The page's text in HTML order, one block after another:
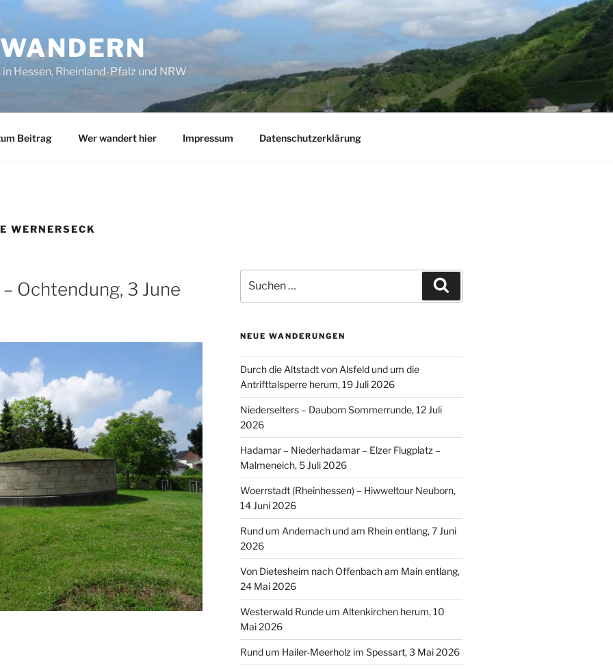
Hessen, Rheinland-Pfalz und NRW
Beitrag Wer wandert hier Impressum Datenschutzerklärung
WERNERSECK
Ochtendung, 3 June
nach:
NEUE WANDERUNGEN
Durch die Altstadt von Alsfeld und um die
Antrifttalsperre herum, 19 Juli 2026
Niederselters – Dauborn Sommerrunde, 12 Juli
2026
Hadamar – Niederhadamar – Elzer Flugplatz –
Malmeneich, 5 Juli 2026
Woerrstadt (Rheinhessen) – Hiwweltour Neuborn,
14 Juni 2026
Rund um Andernach und am Rhein entlang, 7 Juni
2026
Von Dietesheim nach Offenbach am Main entlang,
24 Mai 2026
Westerwald Runde um Altenkirchen herum, 10
Mai 2026
Rund um Hailer-Meerholz im Spessart, 3 Mai 2026